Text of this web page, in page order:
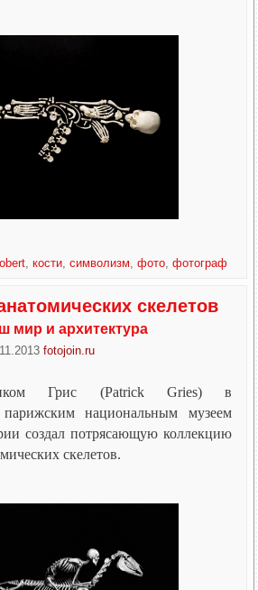
,кости,символизм,фото,фотограф
скелетов
мир и архитектура
fotojoin.ru
Грис (Patrick Gries) в
парижским национальным музеем
создал потрясающую коллекцию
скелетов.